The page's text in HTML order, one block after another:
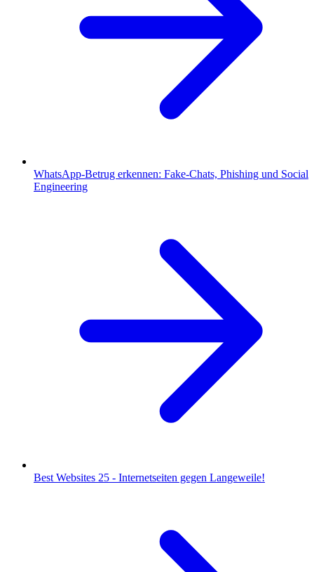
WhatsApp-Betrug erkennen: Fake-Chats, Phishing und Social
Engineering
Best Websites 25 - Internetseiten gegen Langeweile!